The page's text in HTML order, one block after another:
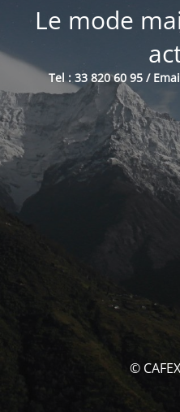
Le mode
Tel : 33 820 60 95 /
©